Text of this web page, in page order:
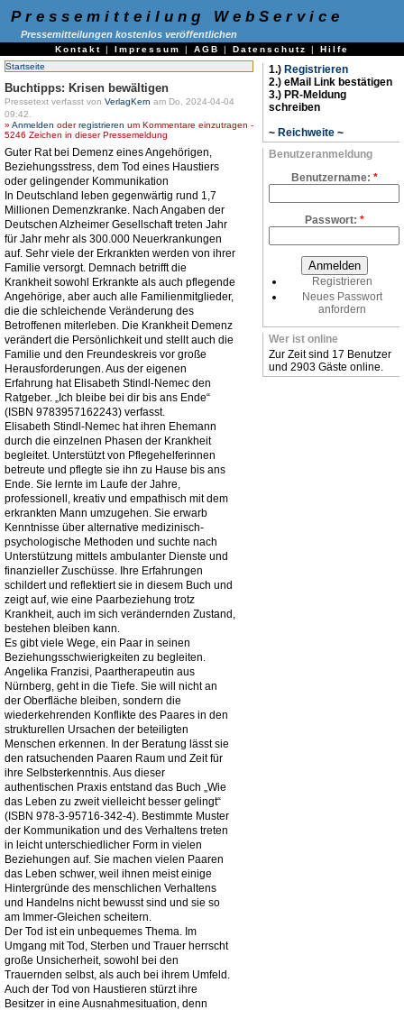
Pressemitteilung WebService
Pressemitteilungen kostenlos veröffentlichen
Kontakt | Impressum | AGB | Datenschutz | Hilfe
Startseite
Buchtipps: Krisen bewältigen
Pressetext verfasst von VerlagKern am Do, 2024-04-04
09:42.
» Anmelden oderregistrieren um Kommentare einzutragen -
5246 Zeichen in dieser Pressemeldung
Guter Rat bei Demenz eines Angehörigen,
Beziehungsstress, dem Tod eines Haustiers
oder gelingender Kommunikation
In Deutschland leben gegenwärtig rund 1,7
Millionen Demenzkranke. Nach Angaben der
Deutschen Alzheimer Gesellschaft treten Jahr
für Jahr mehr als 300.000 Neuerkrankungen
auf. Sehr viele der Erkrankten werden von ihrer
Familie versorgt. Demnach betrifft die
Krankheit sowohl Erkrankte als auch pflegende
Angehörige, aber auch alle Familienmitglieder,
die die schleichende Veränderung des
Betroffenen miterleben. Die Krankheit Demenz
verändert die Persönlichkeit und stellt auch die
Familie und den Freundeskreis vor große
Herausforderungen. Aus der eigenen
Erfahrung hat Elisabeth Stindl-Nemec den
Ratgeber. „Ich bleibe bei dir bis ans Ende“
(ISBN 9783957162243) verfasst.
Elisabeth Stindl-Nemec hat ihren Ehemann
durch die einzelnen Phasen der Krankheit
begleitet. Unterstützt von Pflegehelferinnen
betreute und pflegte sie ihn zu Hause bis ans
Ende. Sie lernte im Laufe der Jahre,
professionell, kreativ und empathisch mit dem
erkrankten Mann umzugehen. Sie erwarb
Kenntnisse über alternative medizinisch-
psychologische Methoden und suchte nach
Unterstützung mittels ambulanter Dienste und
finanzieller Zuschüsse. Ihre Erfahrungen
schildert und reflektiert sie in diesem Buch und
zeigt auf, wie eine Paarbeziehung trotz
Krankheit, auch im sich verändernden Zustand,
bestehen bleiben kann.
Es gibt viele Wege, ein Paar in seinen
Beziehungsschwierigkeiten zu begleiten.
Angelika Franzisi, Paartherapeutin aus
Nürnberg, geht in die Tiefe. Sie will nicht an
der Oberfläche bleiben, sondern die
wiederkehrenden Konflikte des Paares in den
strukturellen Ursachen der beteiligten
Menschen erkennen. In der Beratung lässt sie
den ratsuchenden Paaren Raum und Zeit für
ihre Selbsterkenntnis. Aus dieser
authentischen Praxis entstand das Buch „Wie
das Leben zu zweit vielleicht besser gelingt“
(ISBN 978-3-95716-342-4). Bestimmte Muster
der Kommunikation und des Verhaltens treten
in leicht unterschiedlicher Form in vielen
Beziehungen auf. Sie machen vielen Paaren
das Leben schwer, weil ihnen meist einige
Hintergründe des menschlichen Verhaltens
und Handelns nicht bewusst sind und sie so
am Immer-Gleichen scheitern.
Der Tod ist ein unbequemes Thema. Im
Umgang mit Tod, Sterben und Trauer herrscht
große Unsicherheit, sowohl bei den
Trauernden selbst, als auch bei ihrem Umfeld.
Auch der Tod von Haustieren stürzt ihre
Besitzer in eine Ausnahmesituation, denn
1.) Registrieren
2.) eMail Link bestätigen
3.) PR-Meldung
schreiben
~ Reichweite ~
Benutzeranmeldung
Benutzername: *
Passwort: *
Registrieren
Neues Passwort
anfordern
Wer ist online
Zur Zeit sind 17 Benutzer
und 2903 Gäste online.